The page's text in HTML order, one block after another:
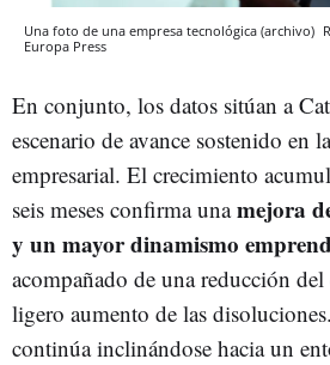
Una foto de una empresa tecnológica (archivo)
Europa Press
En conjunto, los datos sitúan a
escenario de avance sostenido en
empresarial. El crecimiento
seis meses confirma unamejora
y un mayor dinamismo
acompañado de una reducción
ligero aumento de las
continúa inclinándose hacia un